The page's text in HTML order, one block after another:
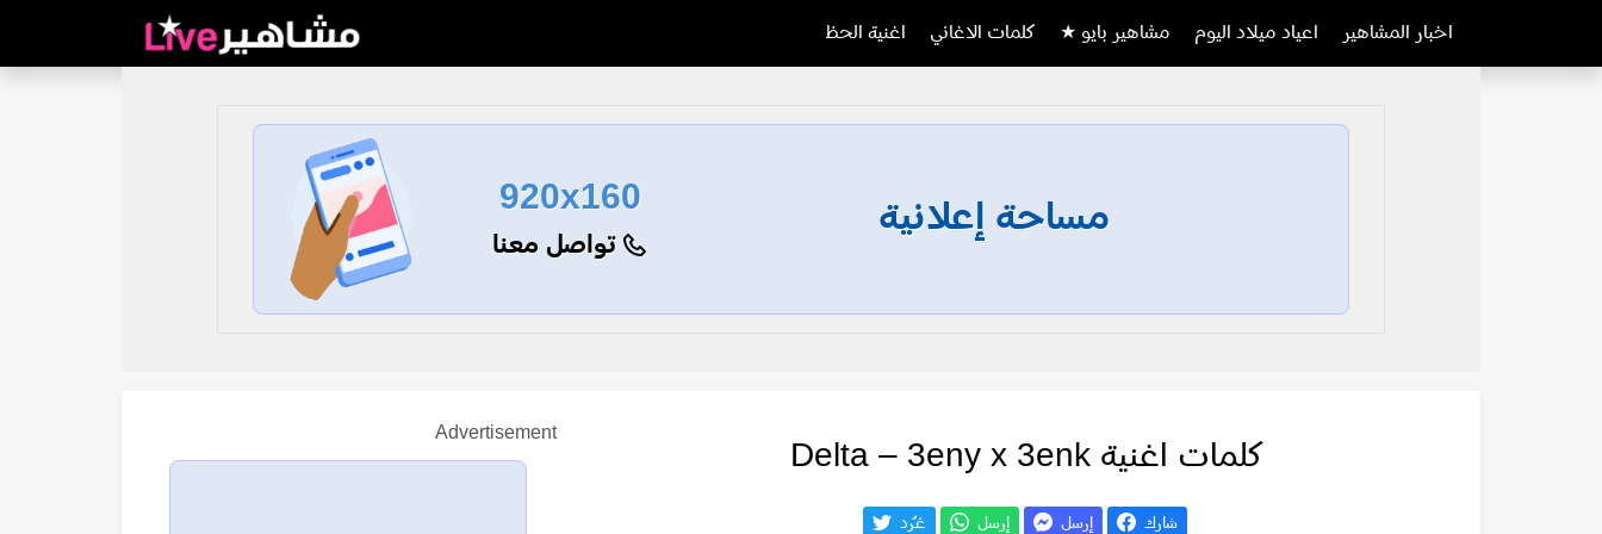
اخبار المشاهير اعياد ميلاد اليوم مشاهير بايو ★ كلمات الاغاني اغنية الحظ
مساحة إعلانية
920x160
تواصل معنا
كلمات اغنية Delta – 3eny x 3enk
شارك إرسل إرسل غـّرد
Advertisement